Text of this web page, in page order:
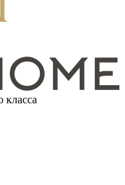
класса